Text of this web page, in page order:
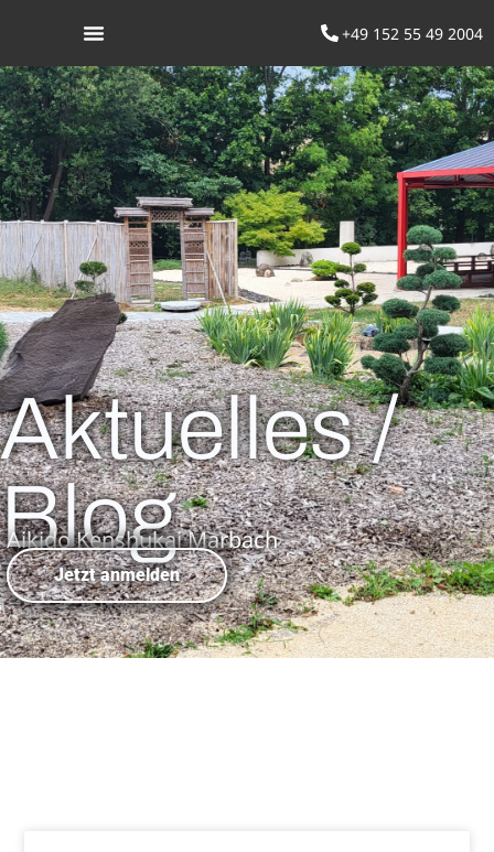
+49 152 55 49 2004
Aktuelles /
Blog
Aikido Kenshukai Marbach
Jetzt anmelden